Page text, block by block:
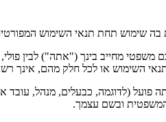
בה שימוש תחת תנאי השימוש
מחייב בינך ("אתה") לבין
השימוש או לכל חלק מהם, אינך
(לדוגמה, כבעלים, מנהל,
המשפטית ובשם עצמך.